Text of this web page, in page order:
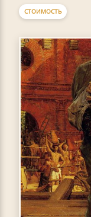
СТОИМОСТЬ